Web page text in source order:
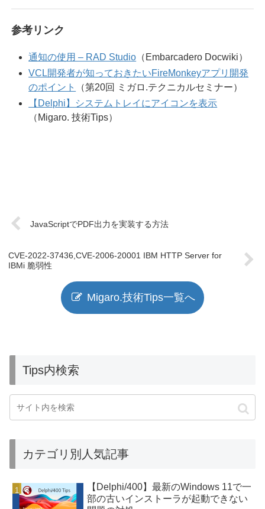
参考リンク
通知の使用 – RAD Studio （Embarcadero Docwiki）
VCL開発者が知っておきたいFireMonkeyアプリ開発
のポイント
（第20回 ミガロ.テクニカルセミナー）
【Delphi】システムトレイにアイコンを表示
（Migaro. 技術Tips）
JavaScriptでPDF出力を実装する方法
CVE-2022-37436,CVE-2006-20001 IBM HTTP Server for
IBMi 脆弱性
Migaro.技術Tips一覧へ
Tips内検索
カテゴリ別人気記事
【Delphi/400】最新のWindows 11で一
部の古いインストーラが起動できない